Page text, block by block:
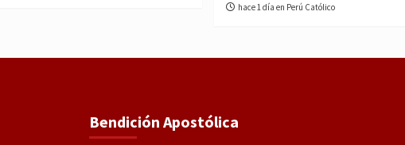
hace 1 día en Perú Católico
Bendición Apostólica